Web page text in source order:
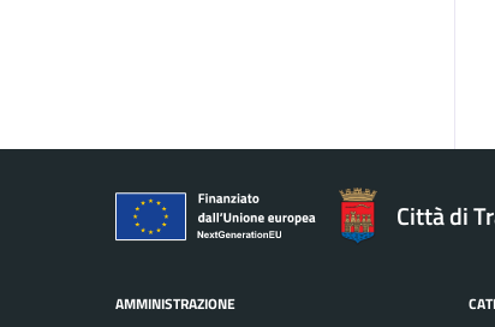
Città di
AMMINISTRAZIONE